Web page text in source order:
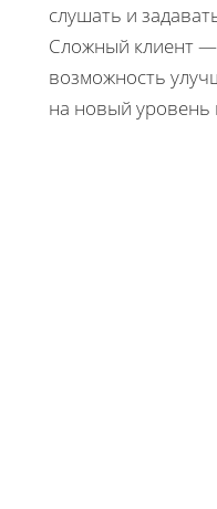
слушать и
Сложный клиент —
возможность
на новый уровень